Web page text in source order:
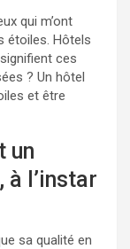
qui m’ont
étoiles. Hôtels
ces
? Un hôtel
et être
un
l’instar
sa qualité en